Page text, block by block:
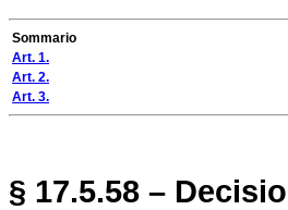
Sommario
Art. 1.
Art. 2.
Art. 3.
§ 17.5.58 –